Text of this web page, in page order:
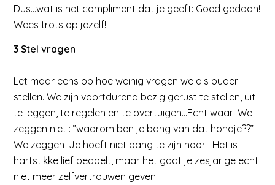
Dus…wat is het compliment dat je geeft: Goed gedaan!
Wees trots op jezelf!
3 Stel vragen
Let maar eens op hoe weinig vragen we als ouder
stellen. We zijn voortdurend bezig gerust te stellen, uit
te leggen, te regelen en te overtuigen…Echt waar! We
zeggen niet : ”waarom ben je bang van dat hondje??”
We zeggen :Je hoeft niet bang te zijn hoor ! Het is
hartstikke lief bedoelt, maar het gaat je zesjarige echt
niet meer zelfvertrouwen geven.